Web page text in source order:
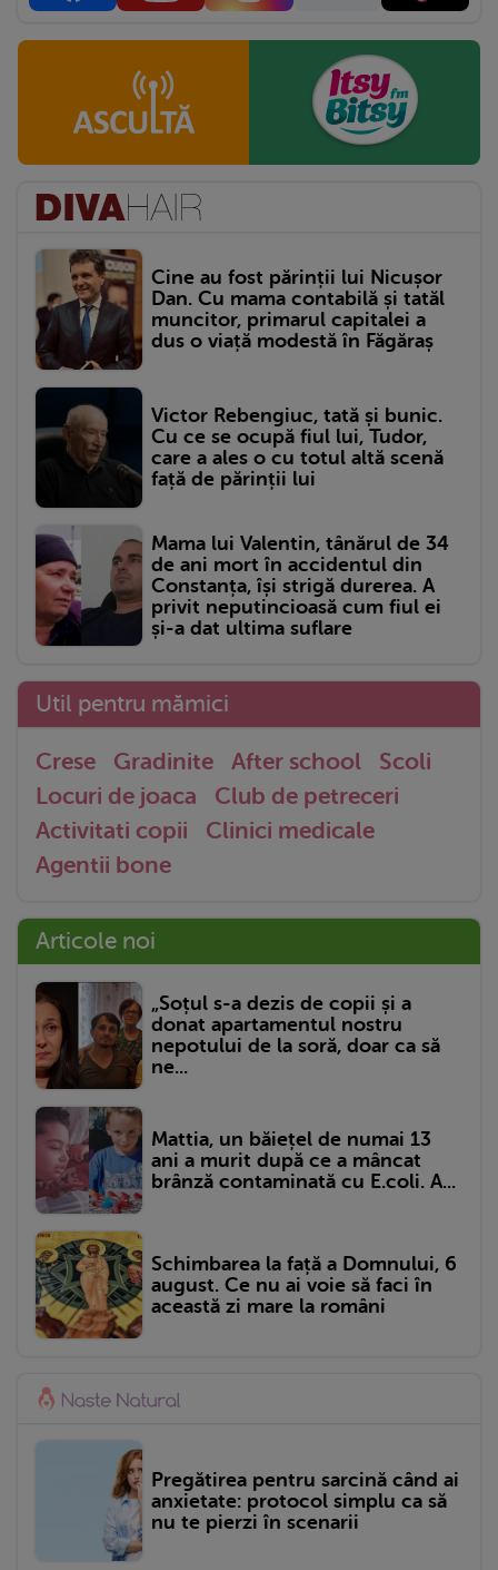
Cine au fost părinții lui Nicușor
Dan. Cu mama contabilă și tatăl
muncitor, primarul capitalei a
dus o viață modestă în Făgăraș
Victor Rebengiuc, tată și bunic.
Cu ce se ocupă fiul lui, Tudor,
care a ales o cu totul altă scenă
față de părinții lui
Mama lui Valentin, tânărul de 34
de ani mort în accidentul din
Constanța, își strigă durerea. A
privit neputincioasă cum fiul ei
și-a dat ultima suflare
Util pentru mămici
Crese Gradinite After school
Scoli
Locuri de joaca
Club de petreceri
Activitati copii
Clinici medicale
Agentii bone
Articole noi
„Soțul s-a dezis de copii și a
donat apartamentul nostru
nepotului de la soră, doar ca să
ne...
Mattia, un băiețel de numai 13
ani a murit după ce a mâncat
brânză contaminată cu E.coli. A...
Schimbarea la față a Domnului, 6
august. Ce nu ai voie să faci în
această zi mare la români
Pregătirea pentru sarcină când ai
anxietate: protocol simplu ca să
nu te pierzi în scenarii